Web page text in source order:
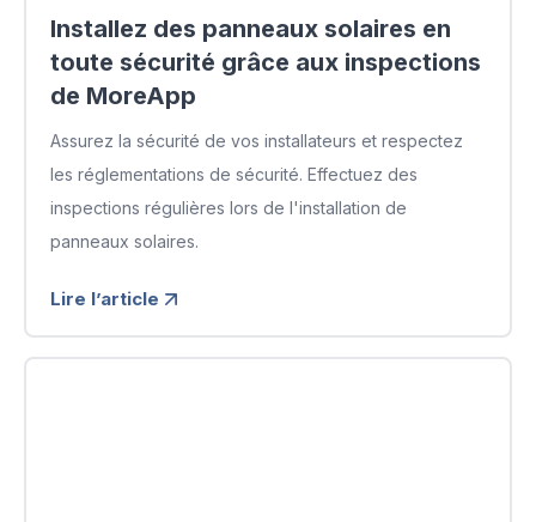
Installez des panneaux solaires en
toute sécurité grâce aux inspections
de MoreApp
Assurez la sécurité de vos installateurs et respectez
les réglementations de sécurité. Effectuez des
inspections régulières lors de l'installation de
panneaux solaires.
Lire l’article